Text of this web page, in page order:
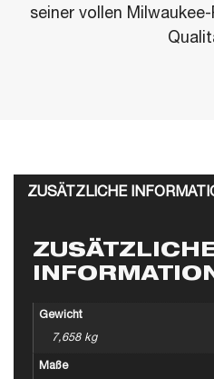
seiner vollen
ZUSÄTZLICHE
Gewicht
7,658 kg
Maße